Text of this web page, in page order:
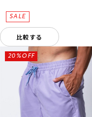
比較する
20%OFF